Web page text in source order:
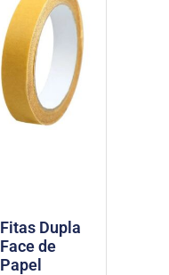
Fitas Dupla
Face de
Papel